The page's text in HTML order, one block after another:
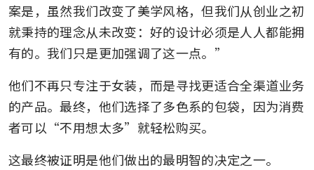
案是，虽然我们改变了美学风格，但我们从创业之初
就秉持的理念从未改变：好的设计必须是人人都能拥
有的。我们只是更加强调了这一点。”
他们不再只专注于女装，而是寻找更适合全渠道业务
的产品。最终，他们选择了多色系的包袋，因为消费
者可以“不用想太多”就轻松购买。
这最终被证明是他们做出的最明智的决定之一。